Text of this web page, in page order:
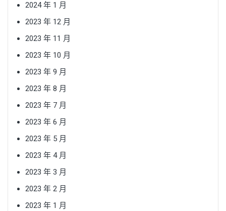
2024 年 1 月
2023 年 12 月
2023 年 11 月
2023 年 10 月
2023 年 9 月
2023 年 8 月
2023 年 7 月
2023 年 6 月
2023 年 5 月
2023 年 4 月
2023 年 3 月
2023 年 2 月
2023 年 1 月